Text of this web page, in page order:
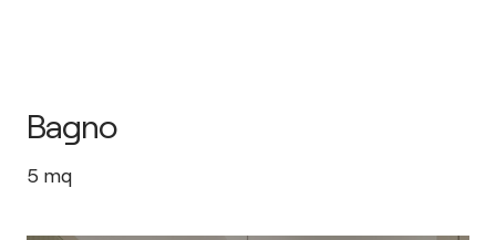
Bagno
5 mq